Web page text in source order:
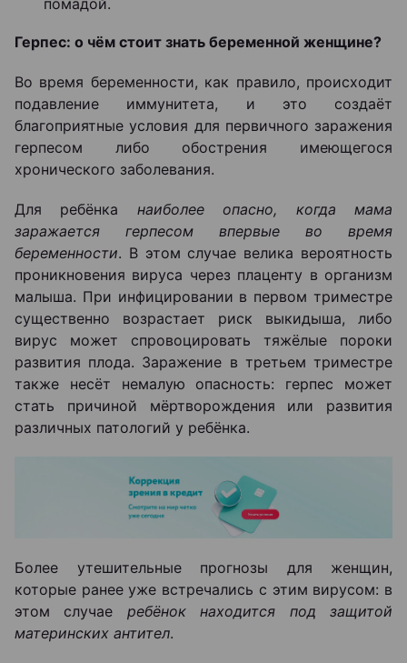
помадой.
Герпес: о чём стоит знать беременной женщине?
Во время беременности, как правило, происходит
подавление иммунитета, и это создаёт
благоприятные условия для первичного заражения
герпесом либо обострения имеющегося
хронического заболевания.
Для ребёнка наиболее опасно, когда мама
заражается герпесом впервые во время
беременности. В этом случае велика вероятность
проникновения вируса через плаценту в организм
малыша. При инфицировании в первом триместре
существенно возрастает риск выкидыша, либо
вирус может спровоцировать тяжёлые пороки
развития плода. Заражение в третьем триместре
также несёт немалую опасность: герпес может
стать причиной мёртворождения или развития
различных патологий у ребёнка.
Более утешительные прогнозы для женщин,
которые ранее уже встречались с этим вирусом: в
этом случае ребёнок находится под защитой
материнских антител.